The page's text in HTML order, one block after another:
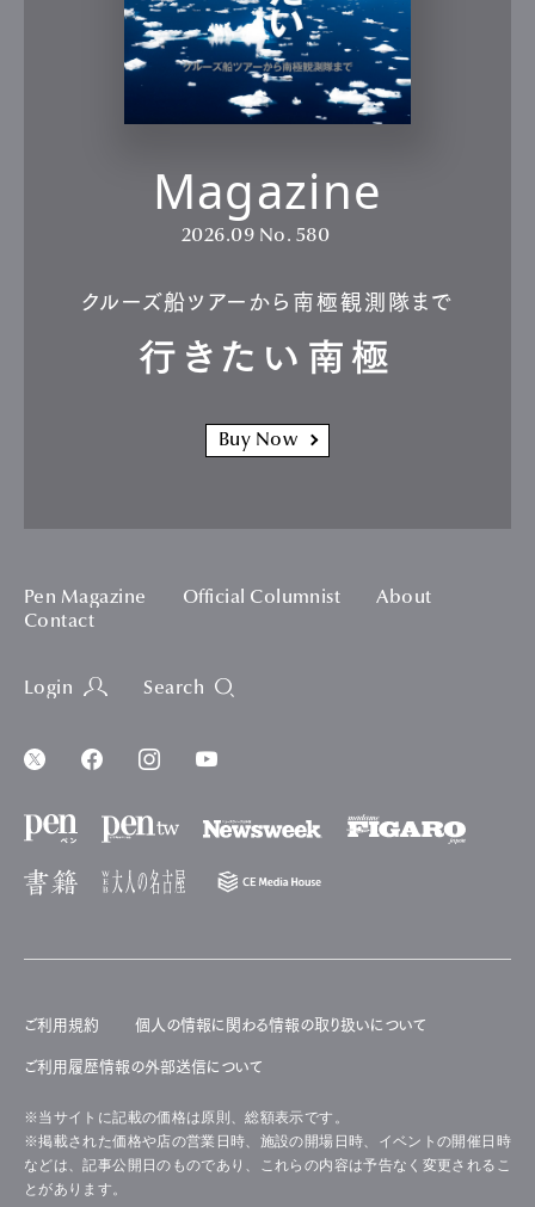
Magazine
2026.09 No. 580
クルーズ船ツアーから南極観測隊まで
行きたい南極
Buy Now
Pen Magazine Official Columnist
About
Contact
Login Search
ご利用規約 個人の情報に関わる情報の取り扱いについて
ご利用履歴情報の外部送信について
※当サイトに記載の価格は原則、総額表示です。
※掲載された価格や店の営業日時、施設の開場日時、イベントの開催日時
などは、記事公開日のものであり、これらの内容は予告なく変更されるこ
とがあります。